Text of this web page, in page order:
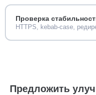
Проверка
HTTPS, kebab-case,
Предложить